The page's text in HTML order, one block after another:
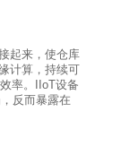
起来，使仓库
计算，持续可
率。IIoT设备
反而暴露在